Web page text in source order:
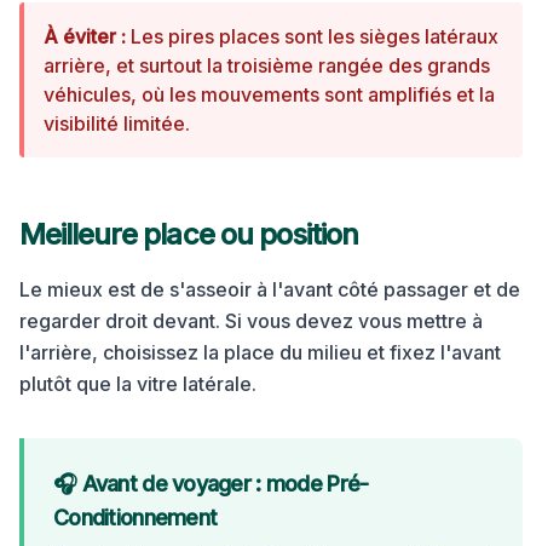
À éviter : Les pires places sont les sièges latéraux
arrière, et surtout la troisième rangée des grands
véhicules, où les mouvements sont amplifiés et la
visibilité limitée.
Meilleure place ou position
Le mieux est de s'asseoir à l'avant côté passager et de
regarder droit devant. Si vous devez vous mettre à
l'arrière, choisissez la place du milieu et fixez l'avant
plutôt que la vitre latérale.
🎧 Avant de voyager : mode Pré-
Conditionnement